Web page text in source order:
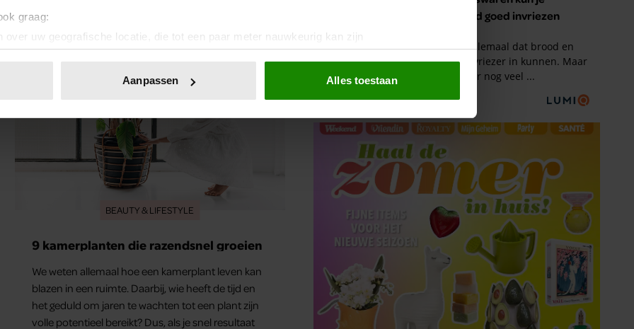
graag:
over uw geografische locatie, die tot een paar meter nauwkeurig kan zijn
door het actief te scannen op specifieke eigenschappen (fingerprinting)
of intrekken in de Cookieverklaring.
en advertenties te personaliseren, om functies voor social media te bieden en om ons
Ook delen we informatie over uw gebruik van onze site met onze partners voor social
Deze partners kunnen deze gegevens combineren met andere informatie die u aan ze heeft
op basis van uw gebruik van hun services. U gaat akkoord met onze cookies als u
Aanpassen Alles toestaan
BEAUTY & LIFESTYLE
9 kamerplanten die razendsnel groeien
We weten allemaal hoe een kamerplant leven kan
blazen in een ruimte. Daarbij, wie heeft de tijd en
het geduld om jaren te wachten tot een plant zijn
volle potentieel bereikt? Dus, als je snel resultaat